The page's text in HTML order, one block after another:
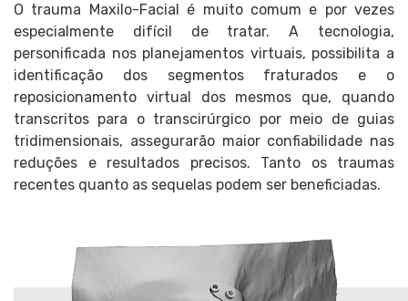
O trauma Maxilo-Facial é muito comum e por vezes
especialmente difícil de tratar. A tecnologia,
personificada nos planejamentos virtuais, possibilita a
identificação dos segmentos fraturados e o
reposicionamento virtual dos mesmos que, quando
transcritos para o transcirúrgico por meio de guias
tridimensionais, assegurarão maior confiabilidade nas
reduções e resultados precisos. Tanto os traumas
recentes quanto as sequelas podem ser beneficiadas.